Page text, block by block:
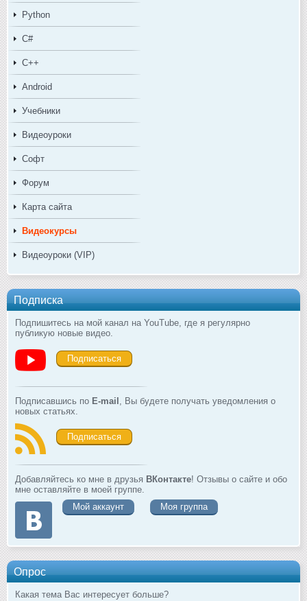
Python
C#
C++
Android
Учебники
Видеоуроки
Софт
Форум
Карта сайта
Видеокурсы
Видеоуроки (VIP)
Подписка
Подпишитесь на мой канал на YouTube, где я регулярно
публикую новые видео.
Подписаться
Подписавшись по E-mail , Вы будете получать уведомления о
новых статьях.
Подписаться
Добавляйтесь ко мне в друзья ВКонтакте! Отзывы о сайте и обо
мне оставляйте в моей группе.
Мой аккаунт
Моя группа
Опрос
Какая тема Вас интересует больше?